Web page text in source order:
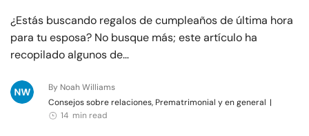
¿Estás buscando regalos de cumpleaños de última hora
para tu esposa? No busque más; este artículo ha
recopilado algunos de…
By Noah Williams
Consejos sobre relaciones, Prematrimonial y en general |
14 min read